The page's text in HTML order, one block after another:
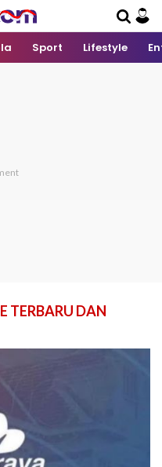
Sport Lifestyle
TERBARU DAN